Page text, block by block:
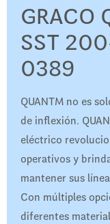
GRACO
SST
0389
QUANTM no es
de inflexión.
eléctrico
operativos y
mantener sus
Con múltiples
diferentes